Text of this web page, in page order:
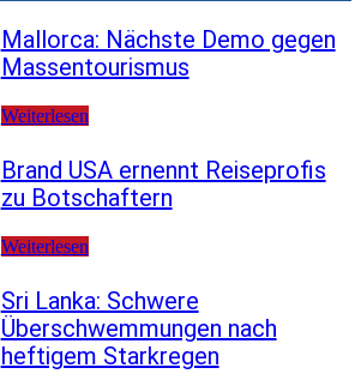
Mallorca: Nächste Demo gegen
Massentourismus
Weiterlesen
Brand USA ernennt Reiseprofis
zu Botschaftern
Weiterlesen
Sri Lanka: Schwere
Überschwemmungen nach
heftigem Starkregen